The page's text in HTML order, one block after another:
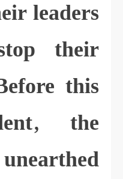
leaders
their
this
the